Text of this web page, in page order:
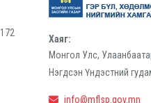
172
Хаяг:
Монгол Улс,
Нэгдсэн Үндэстний
info@mflsp.gov.mn